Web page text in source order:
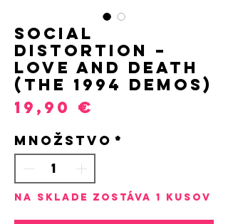
Social
Distortion –
Love and Death
(The 1994 Demos)
19,90 €
Množstvo *
Na sklade zostáva 1 kusov